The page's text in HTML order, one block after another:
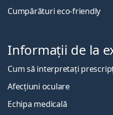
Cumpărături eco-friendly
Informații de la
Cum să interpretați
Afecțiuni oculare
Echipa medicală